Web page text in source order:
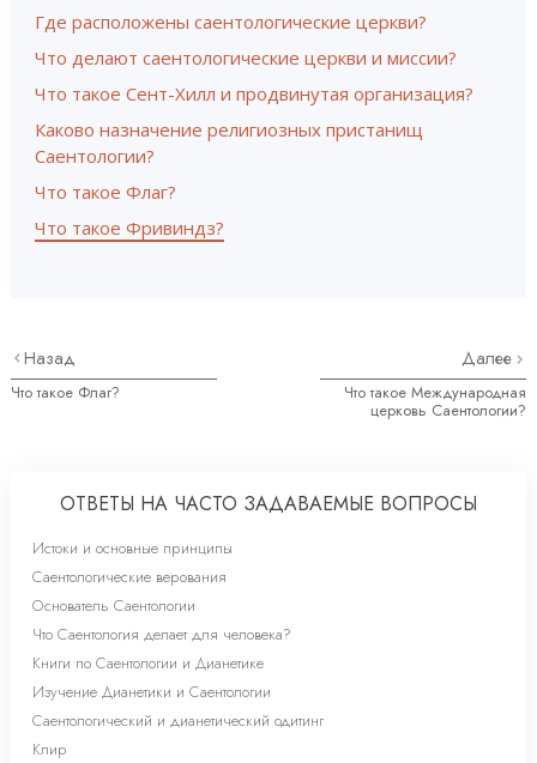
Где расположены саентологические церкви?
Что делают саентологические церкви и миссии?
Что такое Сент-Хилл и продвинутая организация?
Каково назначение религиозных пристанищ
Саентологии?
Что такое Флаг?
Что такое Фривиндз?
Назад
Что такое Флаг?
Далее
Что такое Международная
церковь Саентологии?
ОТВЕТЫ НА ЧАСТО ЗАДАВАЕМЫЕ ВОПРОСЫ
Истоки и основные принципы
Саентологические верования
Основатель Саентологии
Что Саентология делает для человека?
Книги по Саентологии и Дианетике
Изучение Дианетики и Саентологии
Саентологический и дианетический одитинг
Клир